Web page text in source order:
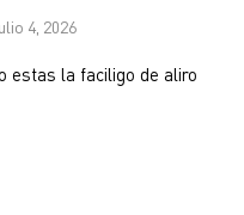
4, 2026
estas la faciligo de aliro